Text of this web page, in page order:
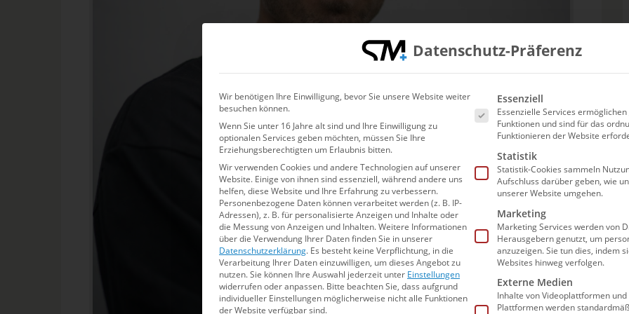
Datenschutz-Präferenz
Wir benötigen Ihre Einwilligung, bevor Sie unsere Website weiter
besuchen können.
Wenn Sie unter 16 Jahre alt sind und Ihre Einwilligung zu
optionalen Services geben möchten, müssen Sie Ihre
Erziehungsberechtigten um Erlaubnis bitten.
Wir verwenden Cookies und andere Technologien auf unserer
Website. Einige von ihnen sind essenziell, während andere uns
helfen, diese Website und Ihre Erfahrung zu verbessern.
Personenbezogene Daten können verarbeitet werden (z. B. IP-
Adressen), z. B. für personalisierte Anzeigen und Inhalte oder
die Messung von Anzeigen und Inhalten.Weitere Informationen
über die Verwendung Ihrer Daten finden Sie in unserer
Datenschutzerklärung. Es besteht keine Verpflichtung, in die
Verarbeitung Ihrer Daten einzuwilligen, um dieses Angebot zu
nutzen.Sie können Ihre Auswahl jederzeit unter Einstellungen
widerrufen oder anpassen. Bitte beachten Sie, dass aufgrund
individueller Einstellungen möglicherweise nicht alle Funktionen
der Website verfügbar sind.
Es folgt eine Liste der
Essenziell
Essenzielle Services
Funktionen und sind für das
Funktionieren der Website
Statistik
Statistik-Cookies sammeln
Aufschluss darüber geben, wie
unserer Website umgehen.
Marketing
Marketing Services werden von
Herausgebern genutzt, um
anzuzeigen. Sie tun dies, indem
Websites hinweg verfolgen.
Externe Medien
Inhalte von Videoplattformen
Plattformen werden